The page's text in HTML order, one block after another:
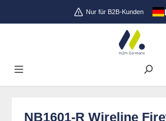
Zum Hauptinhalt springenNur für B2B-Kunden
NB1601-R Wireline